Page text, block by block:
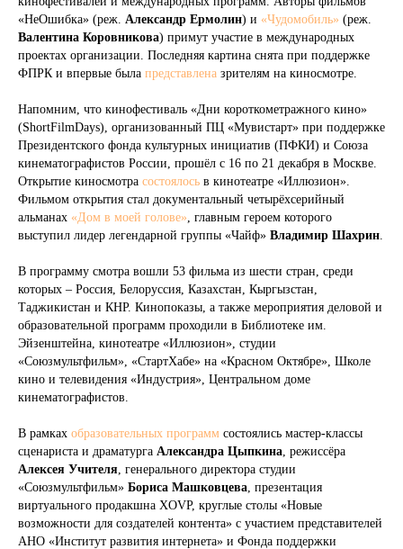
«НеОшибка» (реж. Александр Ермолин) и «Чудомобиль» (реж.
Валентина Коровникова) примут участие в международных
проектах организации. Последняя картина снята при поддержке
ФПРК и впервые была представлена зрителям на киносмотре.
Напомним, что кинофестиваль «Дни короткометражного кино»
(ShortFilmDays), организованный ПЦ «Мувистарт» при поддержке
Президентского фонда культурных инициатив (ПФКИ) и Союза
кинематографистов России, прошёл с 16 по 21 декабря в Москве.
Открытие киносмотра состоялось в кинотеатре «Иллюзион».
Фильмом открытия стал документальный четырёхсерийный
альманах «Дом в моей голове», главным героем которого
выступил лидер легендарной группы «Чайф» Владимир Шахрин.
В программу смотра вошли 53 фильма из шести стран, среди
которых – Россия, Белоруссия, Казахстан, Кыргызстан,
Таджикистан и КНР. Кинопоказы, а также мероприятия деловой и
образовательной программ проходили в Библиотеке им.
Эйзенштейна, кинотеатре «Иллюзион», студии
«Союзмультфильм», «СтартХабе» на «Красном Октябре», Школе
кино и телевидения «Индустрия», Центральном доме
кинематографистов.
В рамках образовательных программ состоялись мастер-классы
сценариста и драматурга Александра Цыпкина, режиссёра
Алексея Учителя, генерального директора студии
«Союзмультфильм» Бориса Машковцева, презентация
виртуального продакшна XOVP, круглые столы «Новые
возможности для создателей контента» с участием представителей
АНО «Институт развития интернета» и Фонда поддержки